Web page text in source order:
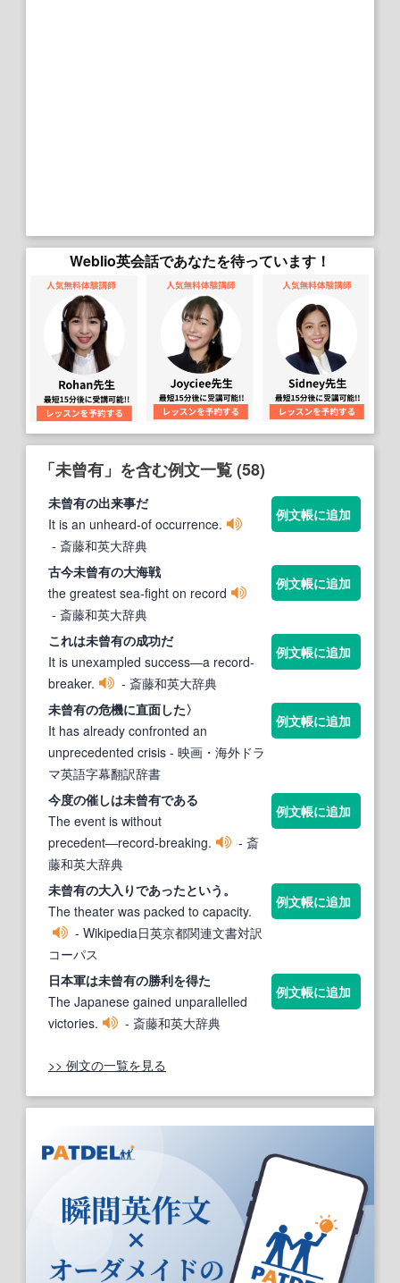
Weblio英会話であなたを待っています！
「未曾有」を含む例文一覧 (58)
未曾有の出来事だ
It is an unheard-of occurrence.
- 斎藤和英大辞典
例文帳に追加
古今未曾有の大海戦
the greatest sea-fight on record
- 斎藤和英大辞典
例文帳に追加
これは未曾有の成功だ
It is unexampled success―a record-
breaker.
- 斎藤和英大辞典
例文帳に追加
未曾有の危機に直面した〉
It has already confronted an
unprecedented crisis - 映画・海外ドラ
マ英語字幕翻訳辞書
例文帳に追加
今度の催しは未曾有である
The event is without
precedent―record-breaking.
- 斎
藤和英大辞典
例文帳に追加
未曾有の大入りであったという。
The theater was packed to capacity.
- Wikipedia日英京都関連文書対訳
コーパス
例文帳に追加
日本軍は未曾有の勝利を得た
The Japanese gained unparallelled
victories.
- 斎藤和英大辞典
例文帳に追加
>> 例文の一覧を見る